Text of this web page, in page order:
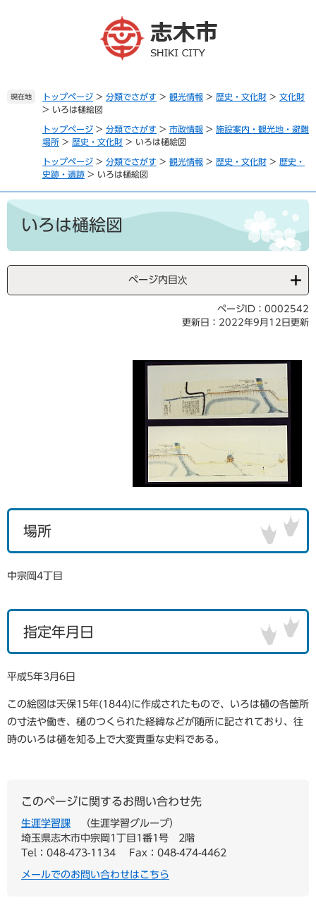
現在地 トップページ > 分類でさがす > 観光情報 > 歴史・文化財 > 文化財
> いろは樋絵図
トップページ > 分類でさがす > 市政情報 > 施設案内・観光地・避難
場所 > 歴史・文化財 > いろは樋絵図
トップページ > 分類でさがす > 観光情報 > 歴史・文化財 > 歴史・
史跡・遺跡 > いろは樋絵図
本
いろは樋絵図
ページ内目次
ページID：0002542
更新日：2022年9月12日更新
場所
中宗岡4丁目
指定年月日
平成5年3月6日
この絵図は天保15年(1844)に作成されたもので、いろは樋の各箇所
の寸法や働き、樋のつくられた経緯などが随所に記されており、往
時のいろは樋を知る上で大変貴重な史料である。
このページに関するお問い合わせ先
生涯学習課
生涯学習グループ
埼玉県志木市中宗岡1丁目1番1号 2階
Tel：048-473-1134
Fax：048-474-4462
メールでのお問い合わせはこちら